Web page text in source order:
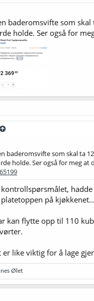
baderomsvifte som
holde. Ser også for
baderomsvifte som skal ta
holde. Ser også for meg
på kjøkkenet…
kan flytte opp til 110
like viktig for å lage
Ølet